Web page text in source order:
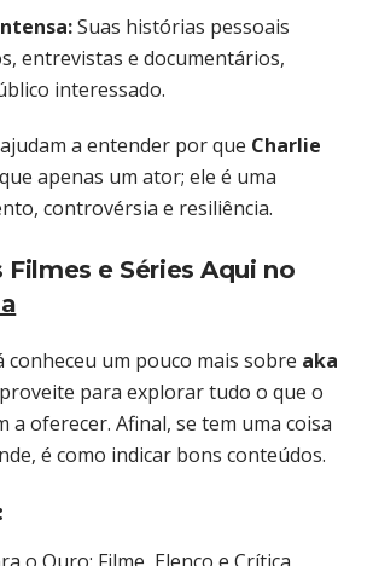
Suas histórias pessoais
entrevistas e documentários,
interessado.
a entender por que Charlie
apenas um ator; ele é uma
controvérsia e resiliência.
Filmes e Séries Aqui no
conheceu um pouco mais sobre aka
para explorar tudo o que o
a oferecer. Afinal, se tem uma coisa
é como indicar bons conteúdos.